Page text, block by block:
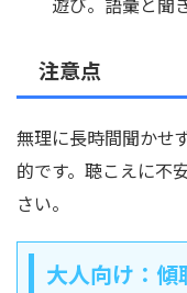
注意点
無理に長時間聞かせ
的です。聴こえに不
さい。
大人向け：